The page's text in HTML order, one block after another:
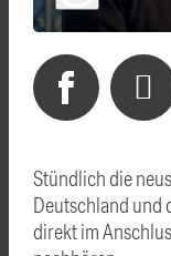
Stündlich die
Deutschland und
direkt im